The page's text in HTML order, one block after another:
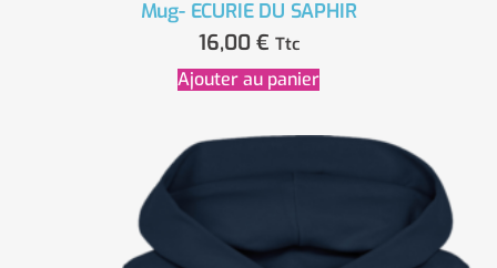
Mug- ECURIE DU SAPHIR
16,00 € Ttc
Ajouter au panier